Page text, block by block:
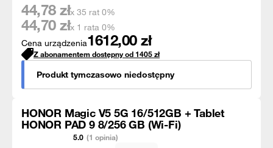
Cena urządzenia1612,00 zł
44,78 złx 35 rat 0%
44,70 złx 1 rata 0%
Z abonamentem dostępny od1405zł
Produkt tymczasowo niedostępny
HONOR Magic V5 5G 16/512GB + Tablet
HONOR PAD 9 8/256 GB (Wi-Fi)
5.0 (1 opinia)